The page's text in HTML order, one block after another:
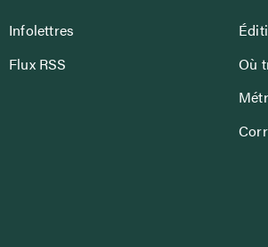
Infolettres
Flux RSS
Où